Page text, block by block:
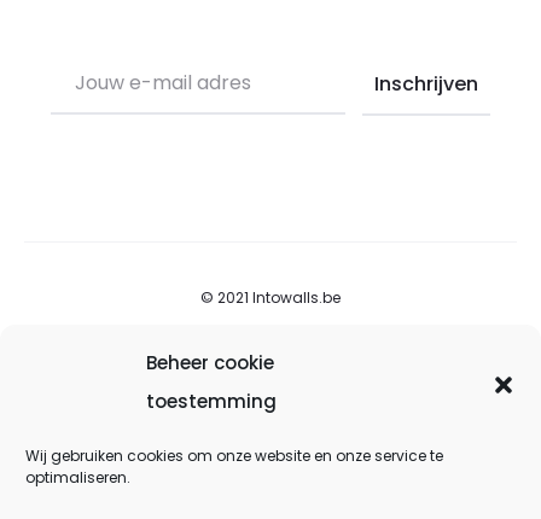
Beheer cookie
toestemming
Wij gebruiken cookies om onze website en onze service te
optimaliseren.
© 2021 Intowalls.be
Over into walls
Contacteer ons
Voorwaarden